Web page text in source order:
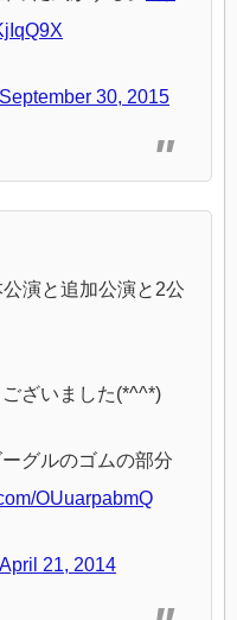
September 30, 2015
演と追加公演と2公
ざいました(*^^*)
グルのゴムの部分
OUuarpabmQ
April 21, 2014